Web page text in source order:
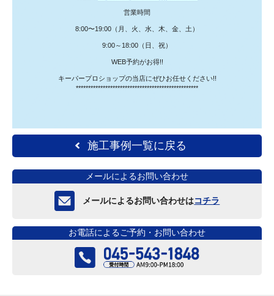
営業時間
8:00〜19:00（月、火、水、木、金、土）
9:00～18:00（日、祝）
WEB予約がお得!!
キーパープロショップの当店にぜひお任せください!!
**************************************************
施工事例一覧に戻る
メールによるお問い合わせ
メールによるお問い合わせはコチラ
お電話によるご予約・お問い合わせ